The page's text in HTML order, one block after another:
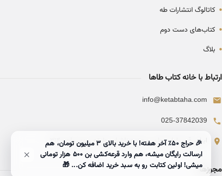
• کاتالوگ انتشارات طه
• کتاب‌های دست دوم
• بلاگ
ارتباط با خانه کتاب طاها
info@ketabtaha.com
025-37842039
ایران، قم، بلوار معلم، مجتمع ناشران، طبقه سوم، واحد ۳۱۴
مجوزها
🎉 حراج ۵۰٪ آخر هفته! با خرید بالای 3 میلیون تومان، هم
ارسالت رایگان میشه، هم وارد قرعه‌کشی بن ۵۰۰ هزار تومانی
میشی! اولین کتابت رو به سبد خرید اضافه کن... 🎁